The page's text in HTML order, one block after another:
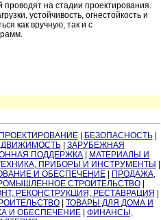
проводят на стадии проектирования.
устойчивость, огнестойкость и
как вручную, так и с
| БЕЗОПАСНОСТЬ|
| ЗАРУБЕЖНАЯ
ПОДДЕРЖКА
МАТЕРИАЛЫ И
ПРИБОРЫ И ИНСТРУМЕНТЫ
И ОБЕСПЕЧЕНИЕ
ПРОДАЖА,
СТРОИТЕЛЬСТВО|
РЕКОНСТРУКЦИЯ, РЕСТАВРАЦИЯ
ТОВАРЫ ДЛЯ ДОМА И
И ОБЕСПЕЧЕНИЕ| ФИНАНСЫ,